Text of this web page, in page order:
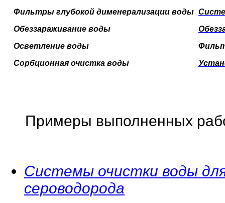
Фильтры глубокой дименерализации воды
Обеззараживание воды
Осветление воды
Сорбционная очистка воды
Примеры выполненных
Системы очистки воды
сероводорода